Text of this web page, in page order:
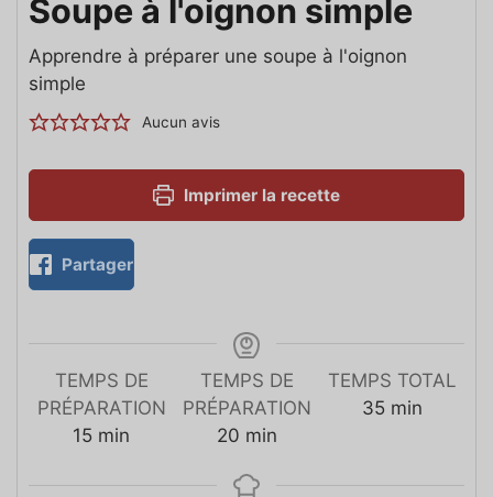
Soupe à l'oignon simple
Apprendre à préparer une soupe à l'oignon
simple
Aucun avis
Imprimer la recette
Partager
TEMPS DE
PRÉPARATION
15 min
TEMPS DE
PRÉPARATION
20 min
TEMPS TOTAL
35 min